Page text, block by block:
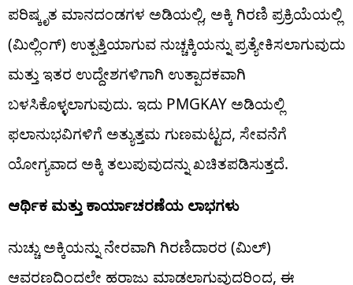
ಪರಿಷ್ಕೃತ ಮಾನದಂಡಗಳ ಅಡಿಯಲ್ಲಿ, ಅಕ್ಕಿ ಗಿರಣಿ ಪ್ರಕ್ರಿಯೆಯಲ್ಲಿ
(ಮಿಲ್ಲಿಂಗ್) ಉತ್ಪತ್ತಿಯಾಗುವ ನುಚ್ಚಕ್ಕಿಯನ್ನು ಪ್ರತ್ಯೇಕಿಸಲಾಗುವುದು
ಮತ್ತು ಇತರ ಉದ್ದೇಶಗಳಿಗಾಗಿ ಉತ್ಪಾದಕವಾಗಿ
ಬಳಸಿಕೊಳ್ಳಲಾಗುವುದು. ಇದು PMGKAY ಅಡಿಯಲ್ಲಿ
ಫಲಾನುಭವಿಗಳಿಗೆ ಅತ್ಯುತ್ತಮ ಗುಣಮಟ್ಟದ, ಸೇವನೆಗೆ
ಯೋಗ್ಯವಾದ ಅಕ್ಕಿ ತಲುಪುವುದನ್ನು ಖಚಿತಪಡಿಸುತ್ತದೆ.
ಆರ್ಥಿಕ ಮತ್ತು ಕಾರ್ಯಾಚರಣೆಯ ಲಾಭಗಳು
ನುಚ್ಚು ಅಕ್ಕಿಯನ್ನು ನೇರವಾಗಿ ಗಿರಣಿದಾರರ (ಮಿಲ್)
ಆವರಣದಿಂದಲೇ ಹರಾಜು ಮಾಡಲಾಗುವುದರಿಂದ, ಈ